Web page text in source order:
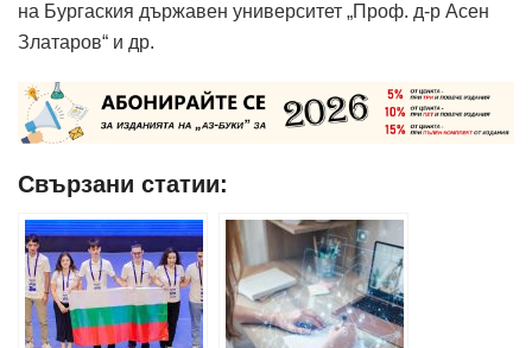
на Бургаския държавен университет „Проф. д-р Асен
Златаров“ и др.
Свързани статии: